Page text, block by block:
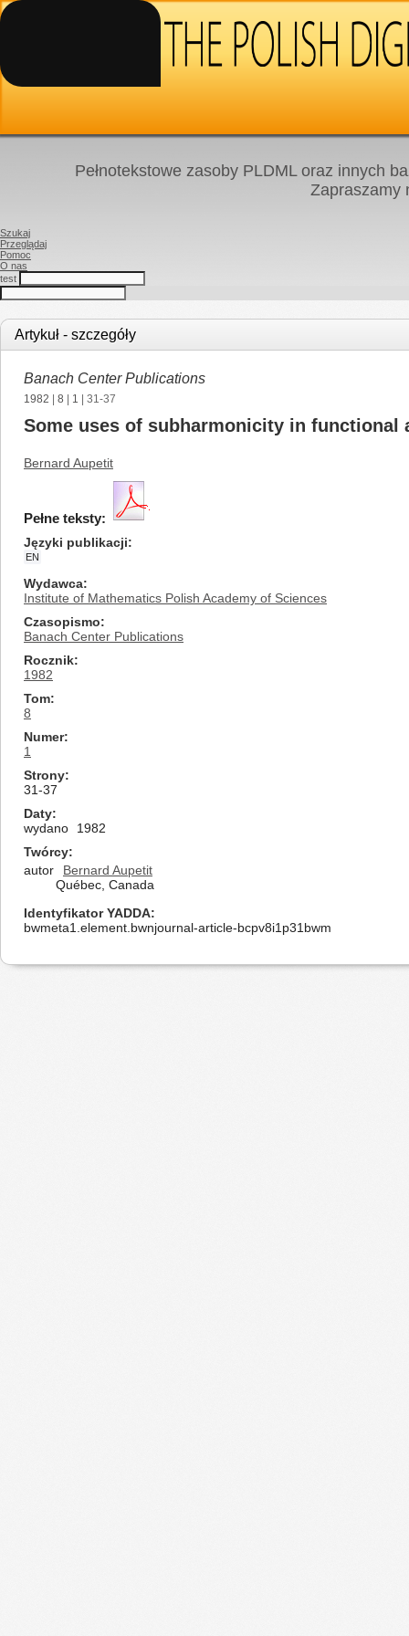
Pełnotekstowe zasoby PLDML oraz innych
Zapraszamy
Szukaj
Przeglądaj
Pomoc
O nas
test
Artykuł - szczegóły
Banach Center Publications
1982 8 1 | 31-37
Some uses of subharmonicity in functional
Bernard Aupetit
Pełne teksty:
Języki publikacji
EN
Wydawca
Institute of Mathematics Polish Academy of Sciences
Czasopismo
Banach Center Publications
Rocznik
1982
Tom
8
Numer
1
Strony
31-37
Daty
wydano
1982
Twórcy
autor
Bernard Aupetit
Québec, Canada
Identyfikator YADDA
bwmeta1.element.bwnjournal-article-bcpv8i1p31bwm